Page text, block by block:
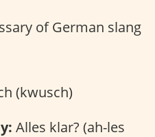
of German slang
(kwusch)
Alles klar? (ah-les